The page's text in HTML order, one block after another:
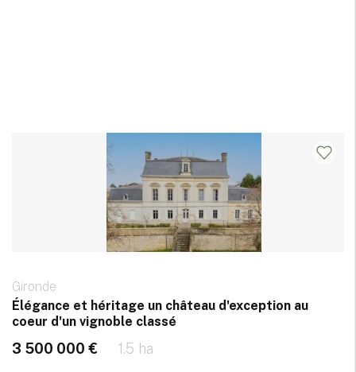
Gironde
Élégance et héritage un château d'exception au
coeur d'un vignoble classé
3 500 000 € 1.5 ha